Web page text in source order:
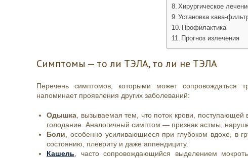
Хирургическое
Установка кава-
Профилактика
Прогноз излечения
Симптомы — то ли ТЭЛА, то ли не ТЭЛА
Перечень симптомов, которыми может сопровождаться
напоминает проявления других заболеваний:
Одышка , вызываемая тем, что поток крови, поступающей
голодание. Аналогичный симптом — признак астмы,
Боли , особенно усиливающиеся при глубоком вдохе, в
состоянию, плевриту и даже аппендициту.
Кашель , часто сопровождающийся выделением